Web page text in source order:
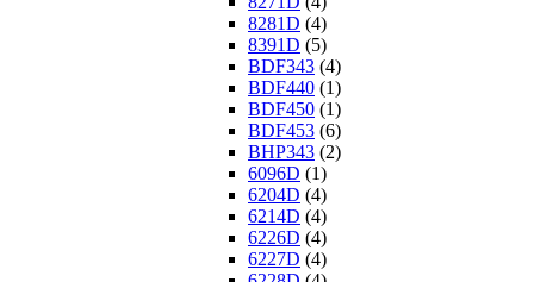
8281D (4)
8391D (5)
BDF343 (4)
BDF440 (1)
BDF450 (1)
BDF453 (6)
BHP343 (2)
6096D (1)
6204D (4)
6214D (4)
6226D (4)
6227D (4)